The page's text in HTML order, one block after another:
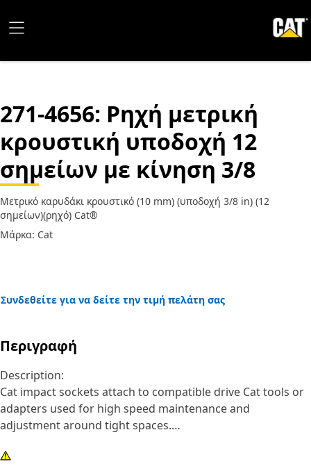
271-4656: Ρηχή μετρική
κρουστική υποδοχή 12
σημείων με κίνηση 3/8
Μετρικό καρυδάκι κρουστικό (10 mm) (υποδοχή 3/8 in) (12
σημείων)(ρηχό) Cat®
Μάρκα: Cat
Συνδεθείτε για να δείτε την τιμή πελάτη σας
Περιγραφή
Description:
Cat impact sockets attach to compatible drive Cat tools or
adapters used for high speed maintenance and
adjustment around tight spaces.
Attributes: